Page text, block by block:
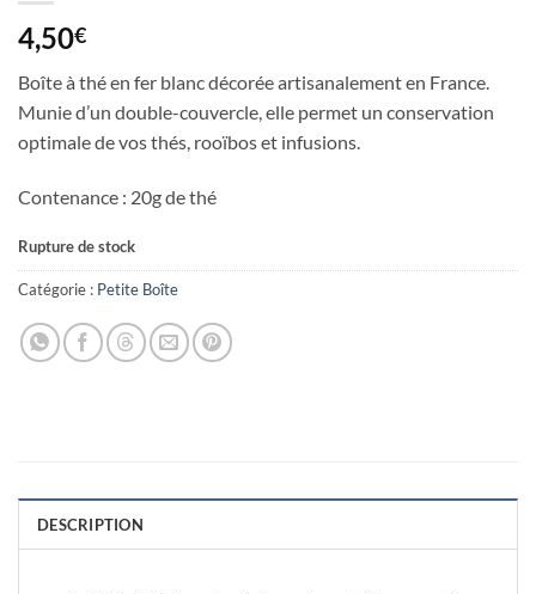
4,50€
Boîte à thé en fer blanc décorée artisanalement en France.
Munie d’un double-couvercle, elle permet un conservation
optimale de vos thés, rooïbos et infusions.
Contenance : 20g de thé
Rupture de stock
Catégorie : Petite Boîte
DESCRIPTION